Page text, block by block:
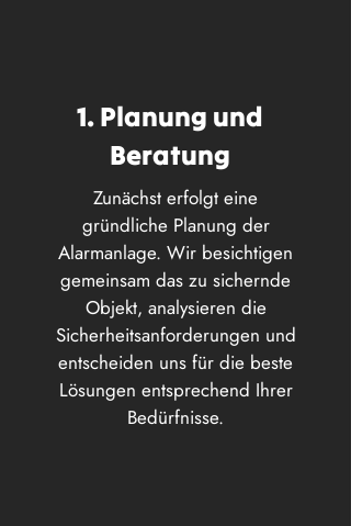
1. Planung und
Beratung
Zunächst erfolgt eine
gründliche Planung der
Alarmanlage. Wir besichtigen
gemeinsam das zu sichernde
Objekt, analysieren die
Sicherheitsanforderungen und
entscheiden uns für die beste
Lösungen entsprechend Ihrer
Bedürfnisse.